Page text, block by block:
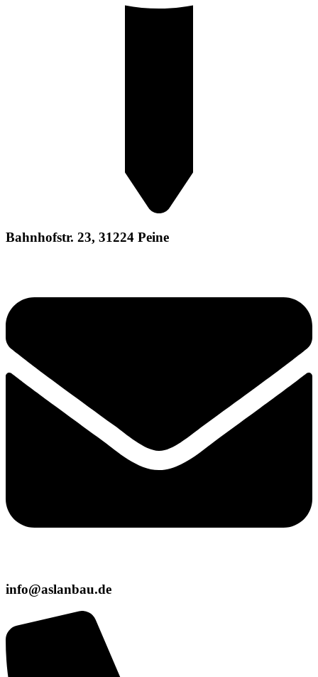
Bahnhofstr. 23, 31224 Peine
info@aslanbau.de